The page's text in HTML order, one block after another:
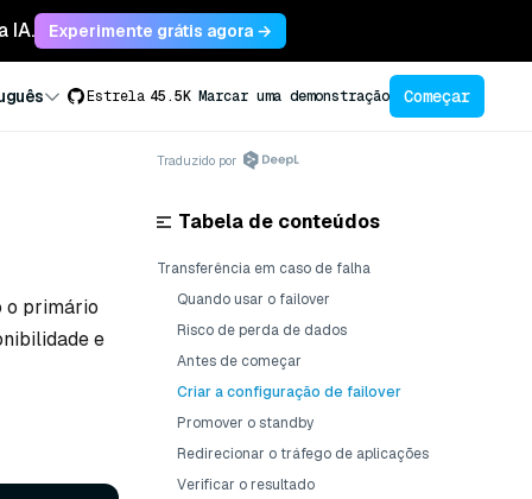
IA. Experimente grátis agora →
Estrela 45.5K Marcar uma demonstração Começar
o primário
e
Traduzido por
Tabela de conteúdos
Transferência em caso de falha
Quando usar o failover
Risco de perda de dados
Antes de começar
Criar a configuração de failover
Promover o standby
Redirecionar o tráfego de aplicações
Verificar o resultado